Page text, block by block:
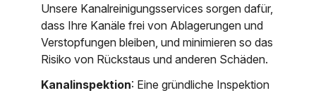
Unsere Kanalreinigungsservices sorgen dafür,
dass Ihre Kanäle frei von Ablagerungen und
Verstopfungen bleiben, und minimieren so das
Risiko von Rückstaus und anderen Schäden.
Kanalinspektion: Eine gründliche Inspektion